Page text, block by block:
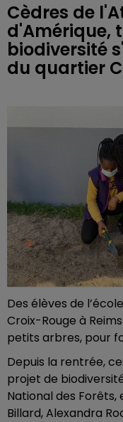
Cèdres de
d'Amérique,
biodiversité
du quartier
Des élèves de
Croix-Rouge à
petits arbres, pour
Depuis la rentrée,
projet de
National des Forêts,
Billard, Alexandra